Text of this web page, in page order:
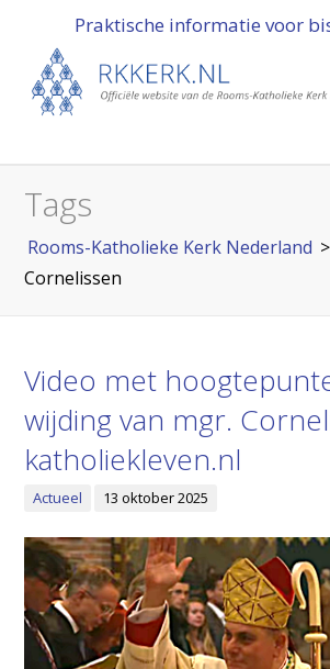
Praktische informatie voor
Tags
Rooms-Katholieke Kerk Nederland >
Cornelissen
Video met
wijding van mgr.
katholiekleven.nl
Actueel 13 oktober 2025